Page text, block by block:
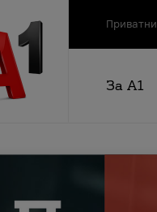
Приватни
За А1